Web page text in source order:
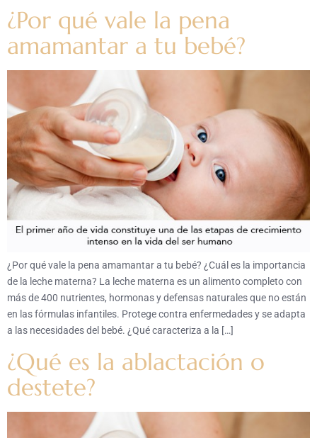
¿Por qué vale la pena
amamantar a tu bebé?
¿Por qué vale la pena amamantar a tu bebé? ¿Cuál es la importancia
de la leche materna? La leche materna es un alimento completo con
más de 400 nutrientes, hormonas y defensas naturales que no están
en las fórmulas infantiles. Protege contra enfermedades y se adapta
a las necesidades del bebé. ¿Qué caracteriza a la […]
¿Qué es la ablactación o
destete?